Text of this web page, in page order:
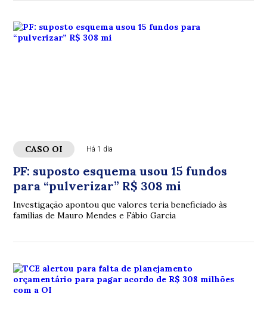
CASO OI Há 1 dia
PF: suposto esquema usou 15 fundos
para “pulverizar” R$ 308 mi
Investigação apontou que valores teria beneficiado às
famílias de Mauro Mendes e Fábio Garcia